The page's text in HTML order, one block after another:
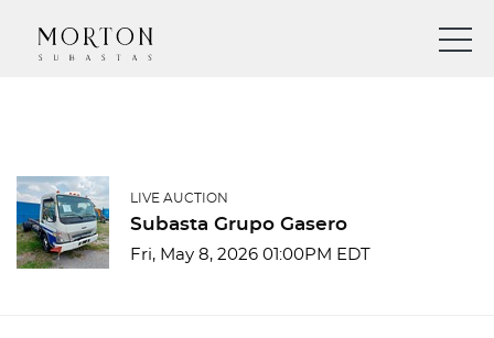
LIVE AUCTION
Subasta Grupo Gasero
Fri, May 8, 2026 01:00PM EDT